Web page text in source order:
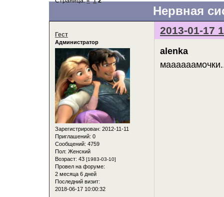
Нервная
2013-01-17
Гест
Администратор
Зарегистрирован: 2012-11-11
Приглашений: 0
Сообщений: 4759
Пол: Женский
Возраст: 43 [1983-03-10]
Провел на форуме:
2 месяца 6 дней
Последний визит:
2018-06-17 10:00:32
alenka